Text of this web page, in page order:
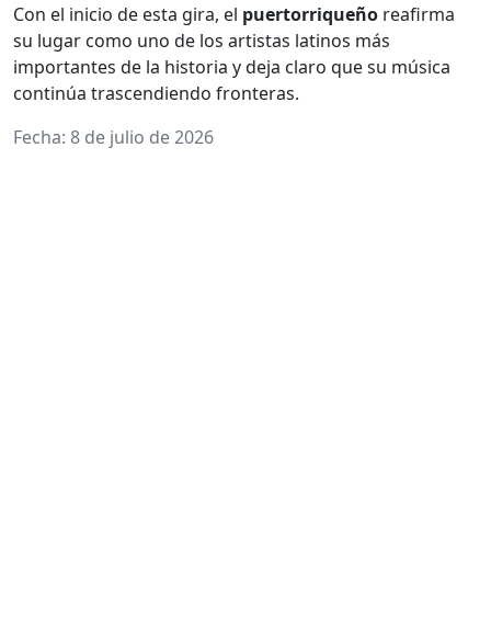
Con el inicio de esta gira, el puertorriqueño reafirma
su lugar como uno de los artistas latinos más
importantes de la historia y deja claro que su música
continúa trascendiendo fronteras.
Fecha: 8 de julio de 2026